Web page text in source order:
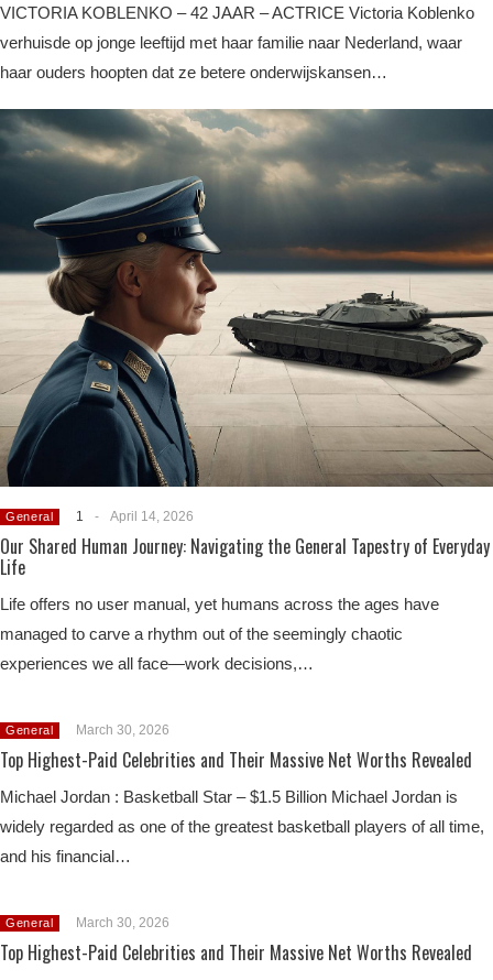
VICTORIA KOBLENKO – 42 JAAR – ACTRICE Victoria Koblenko
verhuisde op jonge leeftijd met haar familie naar Nederland, waar
haar ouders hoopten dat ze betere onderwijskansen…
General 1 - April 14, 2026
Our Shared Human Journey: Navigating the General Tapestry of Everyday
Life
Life offers no user manual, yet humans across the ages have
managed to carve a rhythm out of the seemingly chaotic
experiences we all face—work decisions,…
General March 30, 2026
Top Highest-Paid Celebrities and Their Massive Net Worths Revealed
Michael Jordan : Basketball Star – $1.5 Billion Michael Jordan is
widely regarded as one of the greatest basketball players of all time,
and his financial…
General March 30, 2026
Top Highest-Paid Celebrities and Their Massive Net Worths Revealed